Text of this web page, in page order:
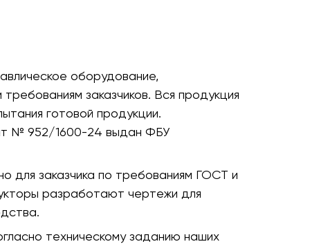
оборудование,
заказчиков. Вся продукция
готовой продукции.
№ 952/1600-24 выдан ФБУ
для заказчика по требованиям ГОСТ и
разработают чертежи для
техническому заданию наших